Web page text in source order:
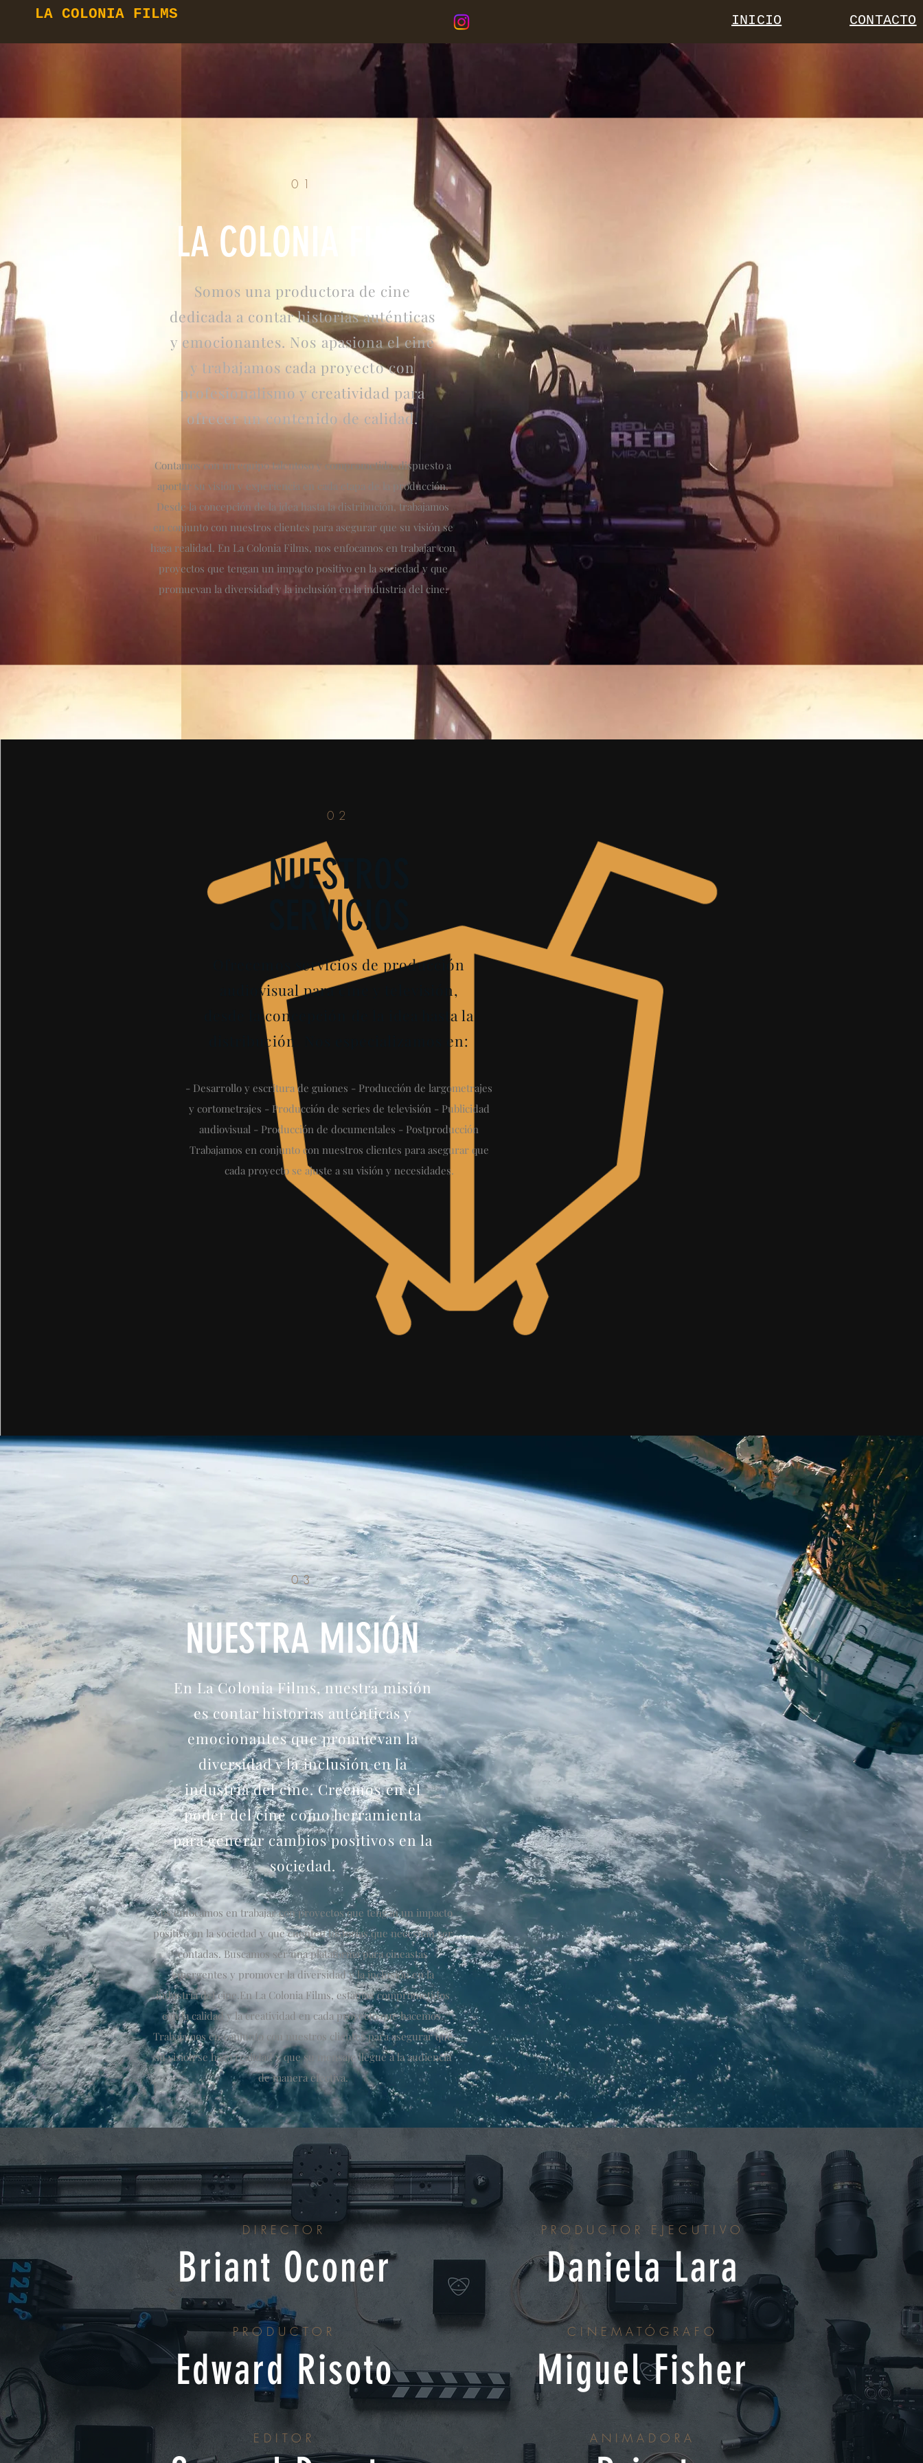
LA COLONIA FILMS INICIO CONTACTO
01
LA COLONIA FILMS
Somos una productora de cine
dedicada a contar historias auténticas
y emocionantes. Nos apasiona el cine
y trabajamos cada proyecto con
profesionalismo y creatividad para
ofrecer un contenido de calidad.
Contamos con un equipo talentoso y comprometido, dispuesto a
aportar su visión y experiencia en cada etapa de la producción.
Desde la concepción de la idea hasta la distribución, trabajamos
en conjunto con nuestros clientes para asegurar que su visión se
haga realidad. En La Colonia Films, nos enfocamos en trabajar con
proyectos que tengan un impacto positivo en la sociedad y que
promuevan la diversidad y la inclusión en la industria del cine.
02
NUESTROS
SERVICIOS
Ofrecemos servicios de producción
audiovisual para cine y televisión,
desde la concepción de la idea hasta la
distribución. Nos especializamos en:
- Desarrollo y escritura de guiones - Producción de largometrajes
y cortometrajes - Producción de series de televisión - Publicidad
audiovisual - Producción de documentales - Postproducción
Trabajamos en conjunto con nuestros clientes para asegurar que
cada proyecto se ajuste a su visión y necesidades.
03
NUESTRA MISIÓN
En La Colonia Films, nuestra misión
es contar historias auténticas y
emocionantes que promuevan la
diversidad y la inclusión en la
industria del cine. Creemos en el
poder del cine como herramienta
para generar cambios positivos en la
sociedad.
Nos enfocamos en trabajar con proyectos que tengan un impacto
positivo en la sociedad y que cuenten historias que necesitan ser
contadas. Buscamos ser una plataforma para cineastas
emergentes y promover la diversidad y la inclusión en la
industria del cine.En La Colonia Films, estamos comprometidos
con la calidad y la creatividad en cada proyecto que hacemos.
Trabajamos en conjunto con nuestros clientes para asegurar que
su visión se haga realidad y que su mensaje llegue a la audiencia
de manera efectiva.
DIRECTOR
Briant Oconer
PRODUCTOR
Edward Risoto
EDITOR
PRODUCTOR EJECUTIVO
Daniela Lara
CINEMATÓGRAFO
Miguel Fisher
ANIMADORA